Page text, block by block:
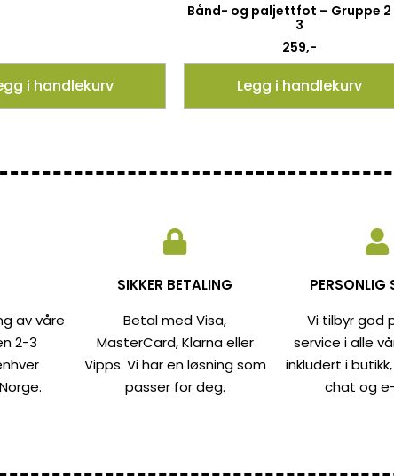
i handlekurv
Bånd- og paljettfot – Gruppe 2
3
259,-
Legg i handlekurv
av våre
2-3
SIKKER BETALING
Betal med Visa,
MasterCard, Klarna eller
Vipps. Vi har en løsning som
passer for deg.
PERSONLIG
Vi tilbyr god
service i alle
inkludert i
chat og